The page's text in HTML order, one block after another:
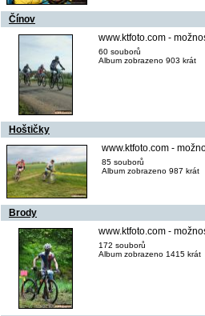
Čínov
www.ktfoto.com -
60 souborů
Album zobrazeno 903 krát
Hoštičky
www.ktfoto.com -
85 souborů
Album zobrazeno 987 krát
Brody
www.ktfoto.com -
172 souborů
Album zobrazeno 1415 krát